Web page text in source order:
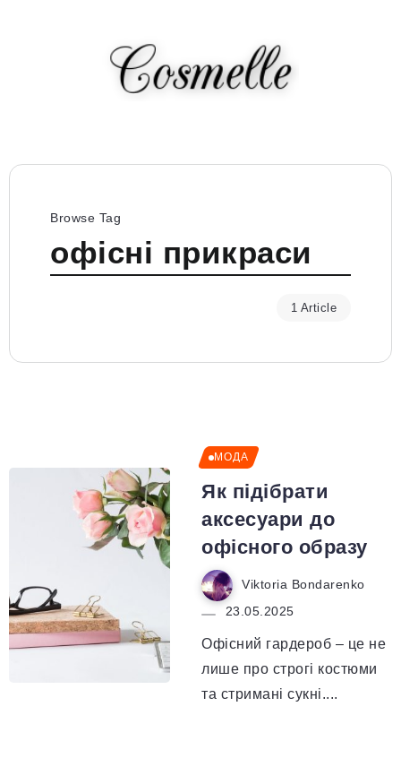
Browse Tag
офісні прикраси
1 Article
МОДА
Як підібрати
аксесуари до
офісного образу
Viktoria Bondarenko
23.05.2025
Офісний гардероб – це не
лише про строгі костюми
та стримані сукні....